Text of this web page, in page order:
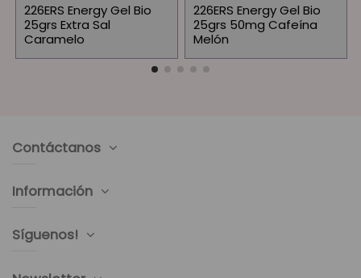
226ERS Energy Gel Bio
25grs Extra Sal
Caramelo
226ERS Energy Gel Bio
25grs 50mg Cafeína
Melón
Contáctanos
Información
Síguenos!